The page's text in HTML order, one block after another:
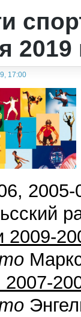
2019
17:00
2005-
2009-
2007-